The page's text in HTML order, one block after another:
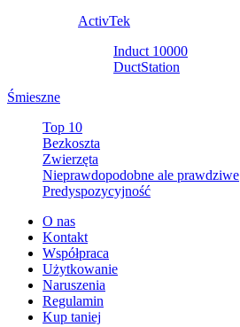
ActivTek
Induct 10000
DuctStation
Śmieszne
Top 10
Bezkoszta
Zwierzęta
Nieprawdopodobne ale prawdziwe
Predyspozycyjność
O nas
Kontakt
Współpraca
Użytkowanie
Naruszenia
Regulamin
Kup taniej